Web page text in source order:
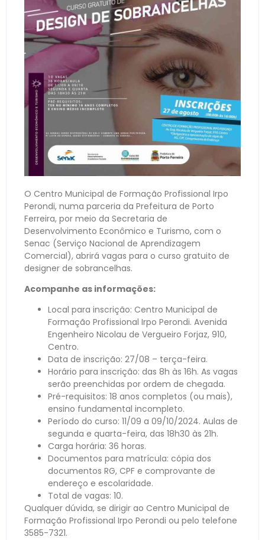
O Centro Municipal de Formação Profissional Irpo
Perondi, numa parceria da Prefeitura de Porto
Ferreira, por meio da Secretaria de
Desenvolvimento Econômico e Turismo, com o
Senac (Serviço Nacional de Aprendizagem
Comercial), abrirá vagas para o curso gratuito de
designer de sobrancelhas.
Acompanhe as informações:
Local para inscrição: Centro Municipal de
Formação Profissional Irpo Perondi. Avenida
Engenheiro Nicolau de Vergueiro Forjaz, 910,
Centro.
Data de inscrição: 27/08 – terça-feira.
Horário para inscrição: das 8h às 16h. As vagas
serão preenchidas por ordem de chegada.
Pré-requisitos: 18 anos completos (ou mais),
ensino fundamental incompleto.
Período do curso: 11/09 a 09/10/2024. Aulas de
segunda e quarta-feira, das 18h30 às 21h.
Carga horária: 36 horas.
Documentos para matrícula: cópia dos
documentos RG, CPF e comprovante de
endereço e escolaridade.
Total de vagas: 10.
Qualquer dúvida, se dirigir ao Centro Municipal de
Formação Profissional Irpo Perondi ou pelo telefone
3585-7321.